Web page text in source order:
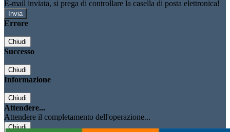
E-mail inviata, si prega di controllare la casella di posta elettronica!
Errore
Chiudi
Successo
Chiudi
Informazione
Chiudi
Attendere...
Attendere il completamento dell'operazione...
Chiudi